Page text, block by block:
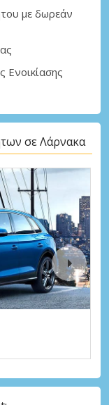
με δωρεάν
Ενοικίασης
σε Λάρνακα